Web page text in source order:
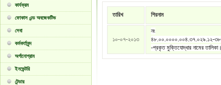
কার্যক্রম
ফোকাস এন্ড অবজেকটিভ
সেবা
কর্মকর্তাবৃন্দ
অর্গানোগ্রাম
ইনভেন্টরি
টেন্ডার
তারিখ শিরনাম
১০-০৭-২০১৩
নং
৪৮.০০.০০০০.০০৪.৩৭.০২৯.১২-
-প্রকৃত মুক্তিযোদ্ধার নামের